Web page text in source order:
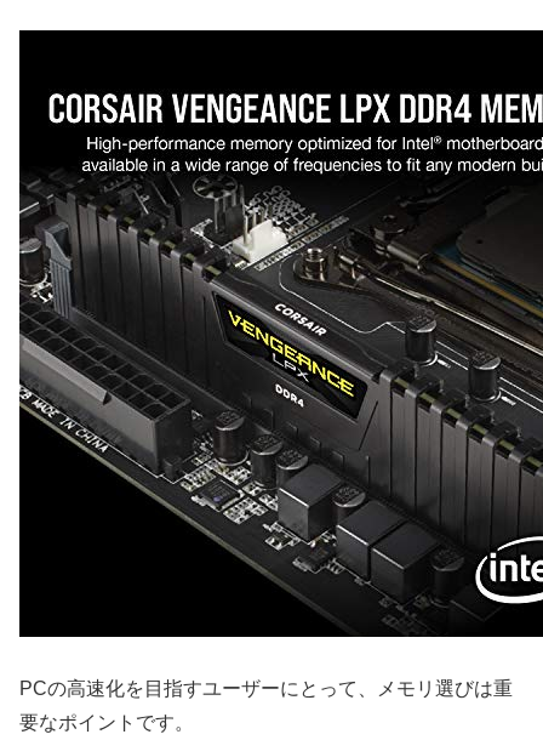
PCの高速化を目指すユーザーにとって、メモリ選びは重
要なポイントです。